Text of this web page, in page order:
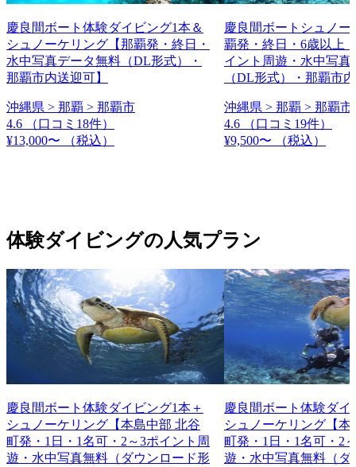
慶良間ボート体験ダイビング1本＆
シュノーケリング【那覇発・終日・
水中写真データ無料（DL形式）・
那覇市内送迎可】
沖縄県 > 那覇 > 那覇市
4.6
（口コミ18件）
¥13,000〜
（税込）
慶良間ボートシュノー
覇発・終日・6歳以上
イント周遊・水中写真
（DL形式）・那覇市
沖縄県 > 那覇 > 那覇市
4.6
（口コミ19件）
¥9,500〜
（税込）
体験ダイビングの人気プラン
慶良間ボート体験ダイビング1本＋
シュノーケリング【本島中部 北谷
町発・1日・1名可・2～3ポイント周
遊・水中写真無料（ダウンロード形
慶良間ボート体験ダイ
シュノーケリング【本
町発・1日・1名可・2
遊・水中写真無料（ダ